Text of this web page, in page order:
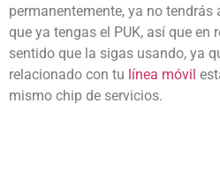
permanentemente, ya no
que ya tengas el PUK, así que en
sentido que la sigas usando, ya
relacionado con tu línea móvil
mismo chip de servicios.